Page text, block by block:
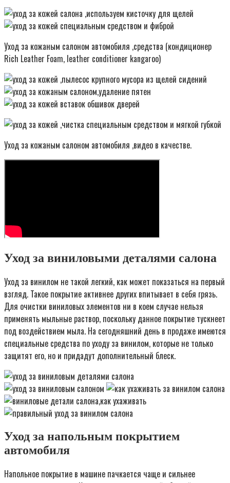
Уход за кожаным салоном автомобиля ,средства (кондиционер
Rich Leather Foam, leather conditioner kangaroo)
Уход за кожаным салоном автомобиля ,видео в качестве.
Уход за виниловыми деталями салона
Уход за винилом не такой легкий, как может показаться на первый
взгляд. Такое покрытие активнее других впитывает в себя грязь.
Для очистки виниловых элементов ни в коем случае нельзя
применять мыльные раствор, поскольку данное покрытие тускнеет
под воздействием мыла. На сегодняшний день в продаже имеются
специальные средства по уходу за винилом, которые не только
защитят его, но и придадут дополнительный блеск.
Уход за напольным покрытием
автомобиля
Напольное покрытие в машине пачкается чаще и сильнее